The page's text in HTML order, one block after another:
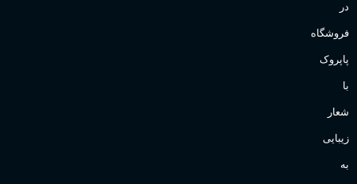
در
فروشگاه
پاپروک
با
شعار
زیبایی
به